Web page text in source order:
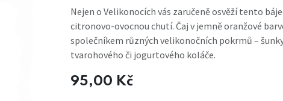
Nejen o Velikonocích vás zaručeně osvěží tento
citronovo-ovocnou chutí. Čaj v jemně oranžové
společníkem různých velikonočních pokrmů –
tvarohového či jogurtového koláče.
95,00 Kč